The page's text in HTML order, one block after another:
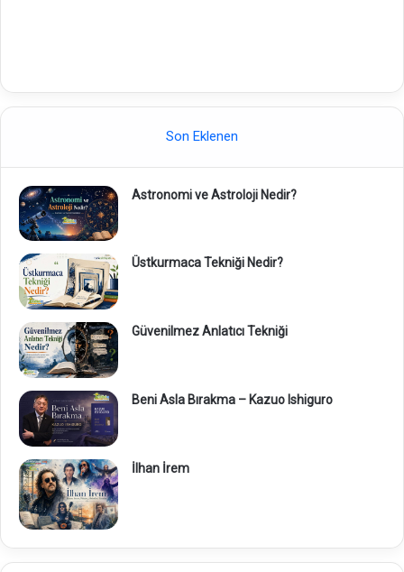
Son Eklenen
Astronomi ve Astroloji Nedir?
Üstkurmaca Tekniği Nedir?
Güvenilmez Anlatıcı Tekniği
Beni Asla Bırakma – Kazuo Ishiguro
İlhan İrem